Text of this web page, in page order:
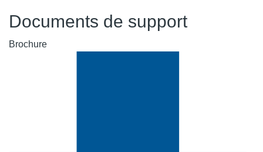
Documents de support
Brochure